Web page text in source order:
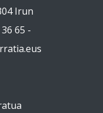
Irun
65 -